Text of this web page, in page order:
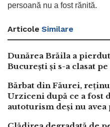
persoană nu a fost rănită.
Articole Similare
Dunărea Brăila a
București și s-a clasat
Bărbat din Făurei,
Urziceni după ce a fost
autoturism deși nu